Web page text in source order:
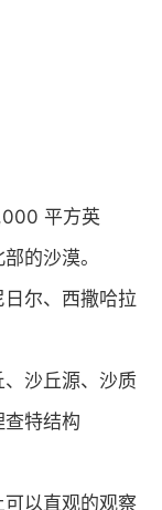
平方英
的沙漠。
尔、西撒哈拉
沙丘源、沙质
特结构
以直观的观察